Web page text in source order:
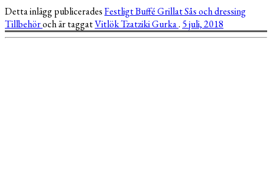
Detta inlägg publiceradesFestligtBufféGrillatSås och dressing
Tillbehöroch är taggatVitlökTzatzikiGurka. 5 juli, 2018